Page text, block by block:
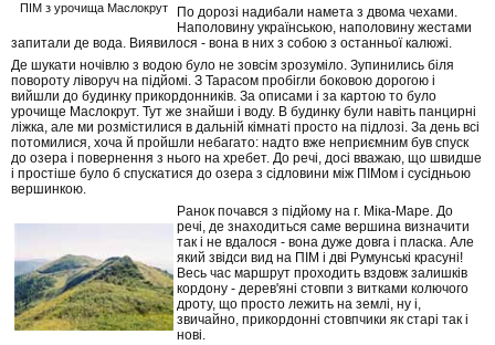
ПІМ з урочища Маслокрут
По дорозі надибали намета з двома чехами.
Наполовину українською, наполовину жестами
запитали де вода. Виявилося - вона в них з собою з останньої калюжі.
Де шукати ночівлю з водою було не зовсім зрозуміло. Зупинились біля
повороту ліворуч на підйомі. З Тарасом пробігли боковою дорогою і
вийшли до будинку прикордонників. За описами і за картою то було
урочище Маслокрут. Тут же знайши і воду. В будинку були навіть панцирні
ліжка, але ми розмістилися в дальній кімнаті просто на підлозі. За день всі
потомилися, хоча й пройшли небагато: надто вже неприємним був спуск
до озера і повернення з нього на хребет. До речі, досі вважаю, що швидше
і простіше було б спускатися до озера з сідловини між ПІМом і сусідньою
вершинкою.
Ранок почався з підйому на г. Міка-Маре. До
речі, де знаходиться саме вершина визначити
так і не вдалося - вона дуже довга і пласка. Але
який звідси вид на ПІМ і дві Румунські красуні!
Весь час маршрут проходить вздовж залишків
кордону - дерев'яні стовпи з витками колючого
дроту, що просто лежить на землі, ну і,
звичайно, прикордонні стовпчики як старі так і
нові.